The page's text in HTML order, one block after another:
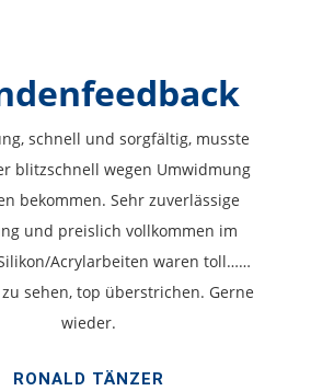
schnell und sorgfältig, musste
blitzschnell wegen Umwidmung
bekommen. Sehr zuverlässige
und preislich vollkommen im
Acrylarbeiten waren toll……
sehen, top überstrichen. Gerne
wieder.
RONALD TÄNZER